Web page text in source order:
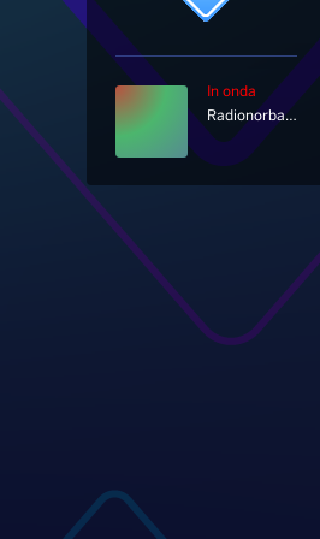
In onda
Radionorba News